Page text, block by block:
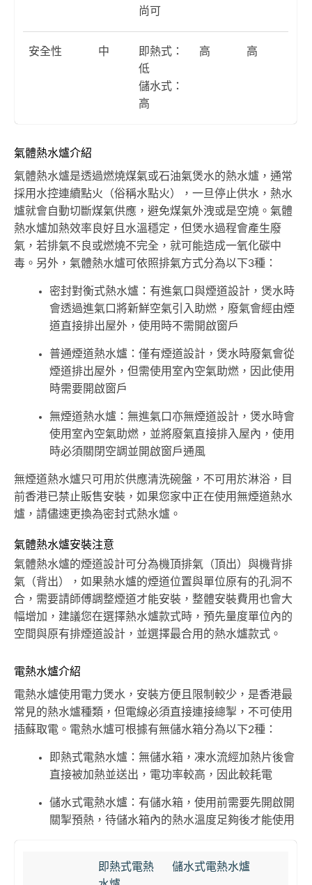
尚可
安全性 中
即熱式：
低
儲水式：
高
高 高
氣體熱水爐介紹
氣體熱水爐是透過燃燒煤氣或石油氣煲水的熱水爐，通常
採用水控連續點火（俗稱水點火），一旦停止供水，熱水
爐就會自動切斷煤氣供應，避免煤氣外洩或是空燒。氣體
熱水爐加熱效率良好且水溫穩定，但煲水過程會產生廢
氣，若排氣不良或燃燒不完全，就可能造成一氧化碳中
毒。另外，氣體熱水爐可依照排氣方式分為以下3種：
密封對衡式熱水爐：有進氣口與煙道設計，煲水時
會透過進氣口將新鮮空氣引入助燃，廢氣會經由煙
道直接排出屋外，使用時不需開啟窗戶
普通煙道熱水爐：僅有煙道設計，煲水時廢氣會從
煙道排出屋外，但需使用室內空氣助燃，因此使用
時需要開啟窗戶
無煙道熱水爐：無進氣口亦無煙道設計，煲水時會
使用室內空氣助燃，並將廢氣直接排入屋內，使用
時必須關閉空調並開啟窗戶通風
無煙道熱水爐只可用於供應清洗碗盤，不可用於淋浴，目
前香港已禁止販售安裝，如果您家中正在使用無煙道熱水
爐，請儘速更換為密封式熱水爐。
氣體熱水爐安裝注意
氣體熱水爐的煙道設計可分為機頂排氣（頂出）與機背排
氣（背出），如果熱水爐的煙道位置與單位原有的孔洞不
合，需要請師傅調整煙道才能安裝，整體安裝費用也會大
幅增加，建議您在選擇熱水爐款式時，預先量度單位內的
空間與原有排煙道設計，並選擇最合用的熱水爐款式。
電熱水爐介紹
電熱水爐使用電力煲水，安裝方便且限制較少，是香港最
常見的熱水爐種類，但電線必須直接連接總掣，不可使用
插蘇取電。電熱水爐可根據有無儲水箱分為以下2種：
即熱式電熱水爐：無儲水箱，凍水流經加熱片後會
直接被加熱並送出，電功率較高，因此較耗電
儲水式電熱水爐：有儲水箱，使用前需要先開啟開
關掣預熱，待儲水箱內的熱水溫度足夠後才能使用
即熱式電熱
儲水式電熱水爐